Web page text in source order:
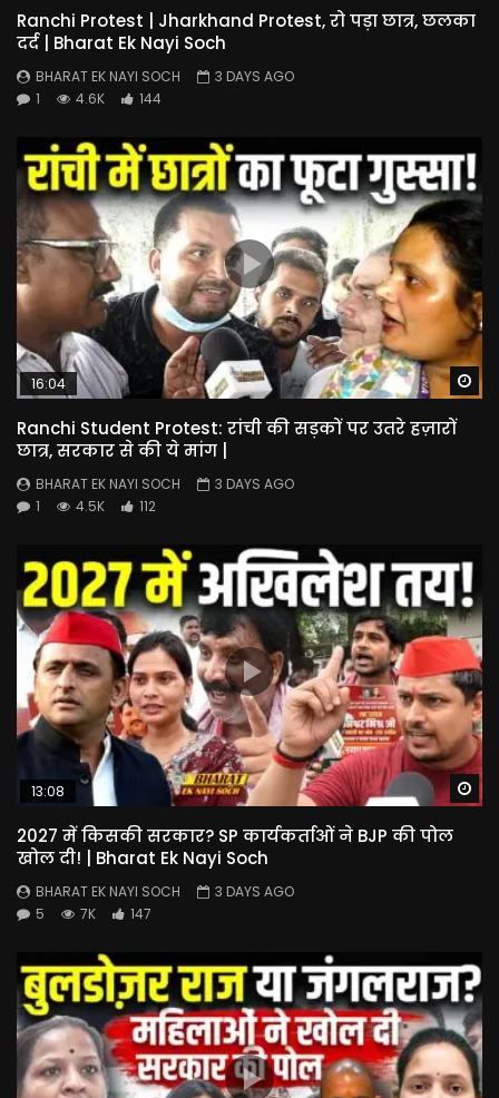
Ranchi Protest | Jharkhand Protest, रो पड़ा छात्र, छलका
दर्द | Bharat Ek Nayi Soch
BHARAT EK NAYI SOCH
3 DAYS AGO
1
4.6K 144
16:04
Ranchi Student Protest: रांची की सड़कों पर उतरे हज़ारों
छात्र, सरकार से की ये मांग |
BHARAT EK NAYI SOCH
3 DAYS AGO
1
4.5K 112
13:08
2027 में किसकी सरकार? SP कार्यकर्ताओं ने BJP की पोल
खोल दी! | Bharat Ek Nayi Soch
BHARAT EK NAYI SOCH
3 DAYS AGO
5
7K 147